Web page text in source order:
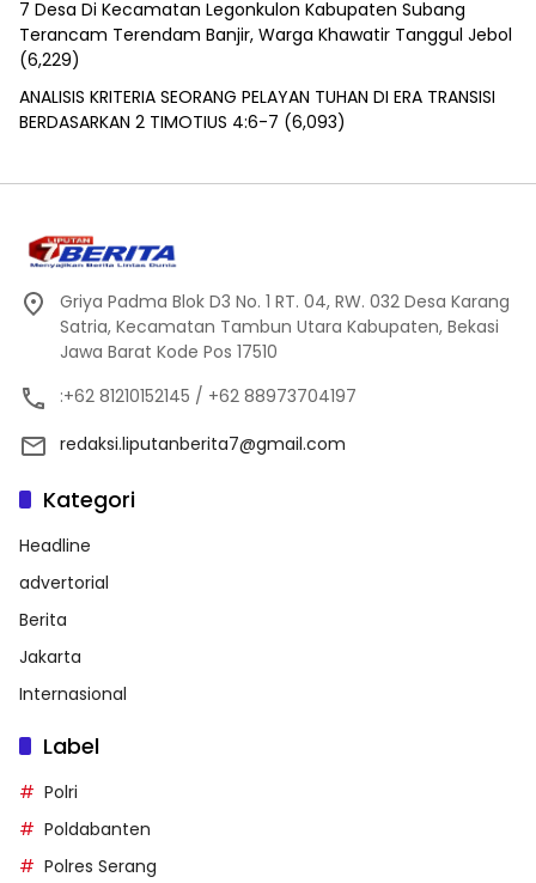
7 Desa Di Kecamatan Legonkulon Kabupaten Subang
Terancam Terendam Banjir, Warga Khawatir Tanggul Jebol
(6,229)
ANALISIS KRITERIA SEORANG PELAYAN TUHAN DI ERA TRANSISI
BERDASARKAN 2 TIMOTIUS 4:6-7 (6,093)
Griya Padma Blok D3 No. 1 RT. 04, RW. 032 Desa Karang
Satria, Kecamatan Tambun Utara Kabupaten, Bekasi
Jawa Barat Kode Pos 17510
:+62 81210152145 / +62 88973704197
redaksi.liputanberita7@gmail.com
Kategori
Headline
advertorial
Berita
Jakarta
Internasional
Label
Polri
Poldabanten
Polres Serang